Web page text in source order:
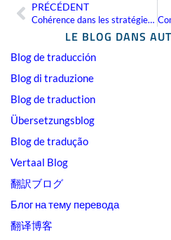
LE BLOG DANS
Blog de traducción
Blog di traduzione
Blog de traduction
Übersetzungsblog
Blog de tradução
Vertaal Blog
翻訳ブログ
Блог на тему перевода
翻译博客
Précédent
PRÉCÉDENT
Cohérence dans les stratégies de référencement multilingue